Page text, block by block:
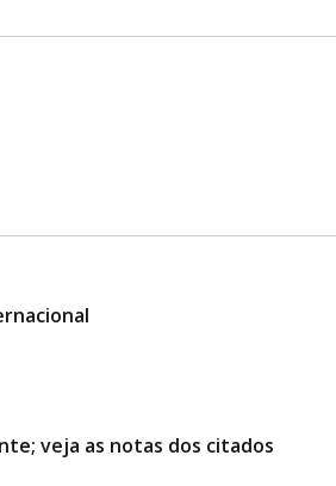
veja as notas dos citados